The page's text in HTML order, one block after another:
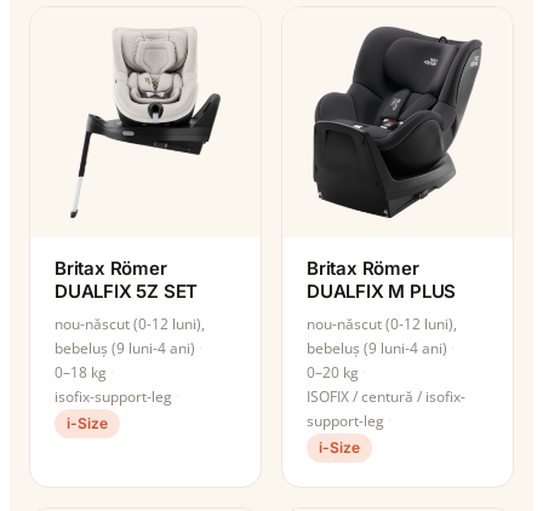
Britax Römer
DUALFIX 5Z SET
nou-născut (0-12 luni),
bebeluș (9 luni-4 ani)
0–18 kg
isofix-support-leg
i-Size
Britax Römer
DUALFIX M PLUS
nou-născut (0-12 luni),
bebeluș (9 luni-4 ani)
0–20 kg
ISOFIX / centură / isofix-
support-leg
i-Size